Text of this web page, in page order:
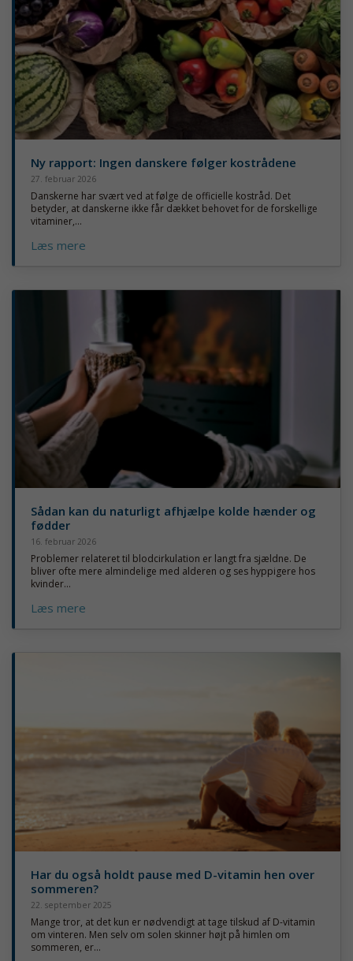
Ny rapport: Ingen danskere følger kostrådene
27. februar 2026
Danskerne har svært ved at følge de officielle kostråd. Det
betyder, at danskerne ikke får dækket behovet for de forskellige
vitaminer,...
Læs mere
Sådan kan du naturligt afhjælpe kolde hænder og
fødder
16. februar 2026
Problemer relateret til blodcirkulation er langt fra sjældne. De
bliver ofte mere almindelige med alderen og ses hyppigere hos
kvinder...
Læs mere
Har du også holdt pause med D-vitamin hen over
sommeren?
22. september 2025
Mange tror, at det kun er nødvendigt at tage tilskud af D-vitamin
om vinteren. Men selv om solen skinner højt på himlen om
sommeren, er...